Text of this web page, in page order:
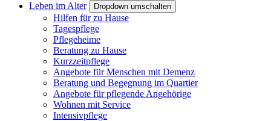
Leben im Alter
Dropdown umschalten
Hilfen für zu Hause
Tagespflege
Pflegeheime
Beratung zu Hause
Kurzzeitpflege
Angebote für Menschen mit Demenz
Beratung und Begegnung im Quartier
Angebote für pflegende Angehörige
Wohnen mit Service
Intensivpflege